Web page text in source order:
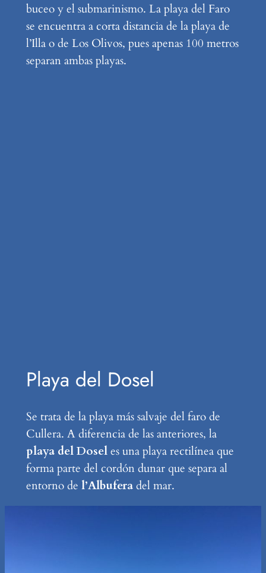
buceo y el submarinismo. La playa del Faro
se encuentra a corta distancia de la playa de
l’Illa o de Los Olivos, pues apenas 100 metros
separan ambas playas.
Playa del Dosel
Se trata de la playa más salvaje del faro de
Cullera. A diferencia de las anteriores, la
playa del Doseles una playa rectilínea que
forma parte del cordón dunar que separa al
entorno de l’Albuferadel mar.